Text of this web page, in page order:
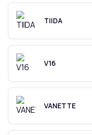
TIIDA
V16
VANETTE